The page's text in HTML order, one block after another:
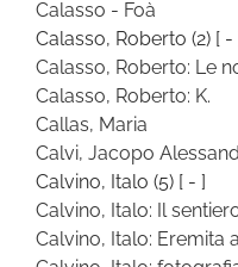
Calasso - Foà
Calasso, Roberto (2) [ -
Calasso, Roberto: Le
Calasso, Roberto: K.
Callas, Maria
Calvi, Jacopo
Calvino, Italo (5) [ - ]
Calvino, Italo: Il
Calvino, Italo: Eremita